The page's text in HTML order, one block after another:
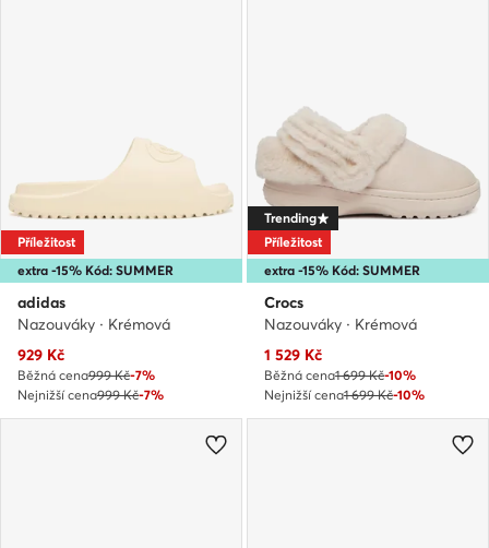
extra -15% Kód: SUMMER
Příležitost
adidas
Nazouváky · Krémová
Aktuální cena
929 Kč
Běžná cena999 Kč-7%
Nejnižší cena999 Kč-7%
extra -15% Kód: SUMMER
Trending
Příležitost
Crocs
Nazouváky · Krémová
Aktuální cena
1 529 Kč
Běžná cena1 699 Kč-10%
Nejnižší cena1 699 Kč-10%